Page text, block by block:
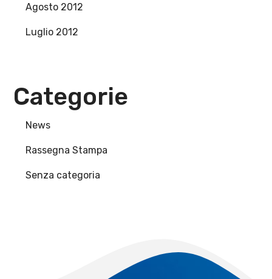
Agosto 2012
Luglio 2012
Categorie
News
Rassegna Stampa
Senza categoria